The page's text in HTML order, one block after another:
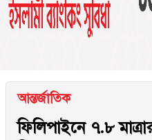
আন্তর্জাতিক
ফিলিপাইনে ৭.৮